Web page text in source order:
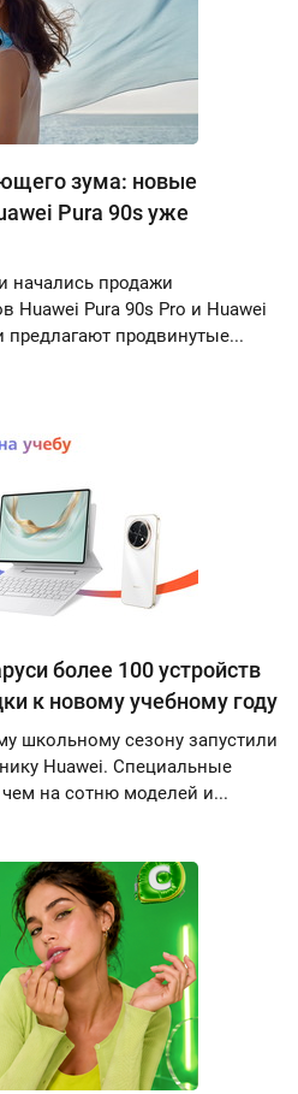
зума: новые
Pura 90s уже
начались продажи
Huawei Pura 90s Pro и Huawei
предлагают продвинутые...
более 100 устройств
к новому учебному году
школьному сезону запустили
Huawei. Специальные
на сотню моделей и...